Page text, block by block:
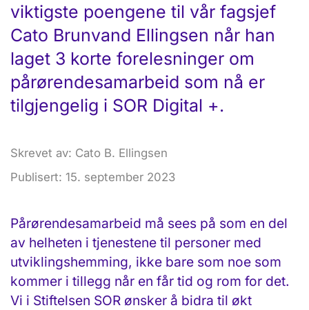
viktigste poengene til vår fagsjef
Cato Brunvand Ellingsen når han
laget 3 korte forelesninger om
pårørendesamarbeid som nå er
tilgjengelig i SOR Digital +.
Skrevet av: Cato B. Ellingsen
Publisert: 15. september 2023
Pårørendesamarbeid må sees på som en del
av helheten i tjenestene til personer med
utviklingshemming, ikke bare som noe som
kommer i tillegg når en får tid og rom for det.
Vi i Stiftelsen SOR ønsker å bidra til økt